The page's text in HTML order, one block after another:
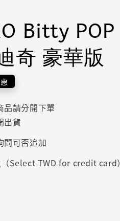
Bitty POP
奇 豪華版
品請分開下單
出貨
問可否追加
Select TWD for credit card）